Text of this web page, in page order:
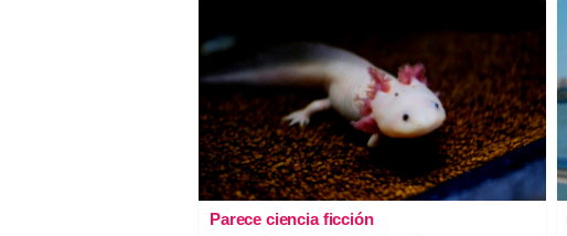
Parece ciencia ficción